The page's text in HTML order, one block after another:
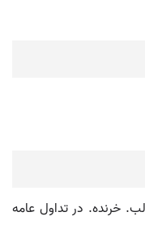
خرنده. در تداول عامه